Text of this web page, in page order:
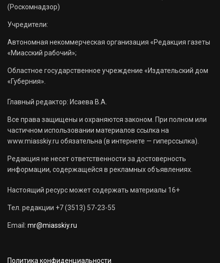
(Роскомнадзор)
Учредители:
Автономная некоммерческая организация «Редакция газеты
«Миасский рабочий»;
Областное государственное учреждение «Издательский дом
«Губерния».
Главный редактор: Исаева В.А.
Все права защищены и охраняются законом. При полном или
частичном использовании материалов ссылка на
www.miasskiy.ru обязательна (в интернете — гиперссылка).
Редакция не несет ответственности за достоверность
информации, содержащейся в рекламных объявлениях.
Настоящий ресурс может содержать материалы 16+
Тел. редакции +7 (3513) 57-23-55
Email: mr@miasskiy.ru
Политика конфиденциальности